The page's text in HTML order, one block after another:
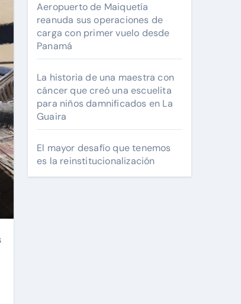
Aeropuerto de Maiquetía
reanuda sus operaciones de
carga con primer vuelo desde
Panamá
La historia de una maestra con
cáncer que creó una escuelita
para niños damnificados en La
Guaira
El mayor desafío que tenemos
es la reinstitucionalización